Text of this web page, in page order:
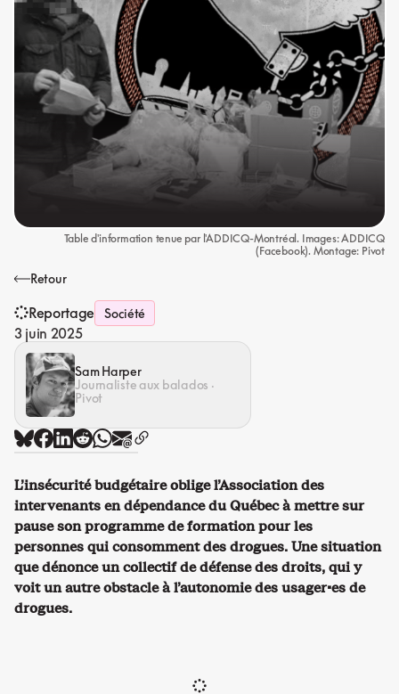
Table d'information tenue par l'ADDICQ-Montréal. Images: ADDICQ
(Facebook). Montage: Pivot
Retour
Reportage Société
3 juin 2025
Sam Harper
Journaliste aux balados ·
Pivot
L’insécurité budgétaire oblige l’Association des
intervenants en dépendance du Québec à mettre sur
pause son programme de formation pour les
personnes qui consomment des drogues. Une situation
que dénonce un collectif de défense des droits, qui y
voit un autre obstacle à l’autonomie des usager·es de
drogues.